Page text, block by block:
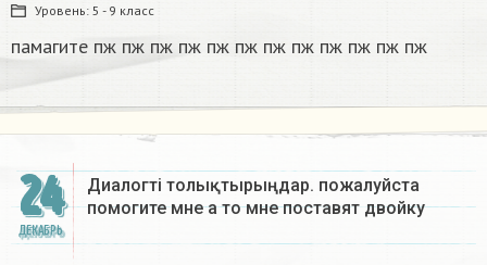
Уровень: 5 - 9 класс
памагите пж пж пж пж пж пж пж пж пж пж пж пж​
24
ДЕКАБРЬ
Диалогті толықтырыңдар. пожалуйста
помогите мне а то мне поставят двойку​